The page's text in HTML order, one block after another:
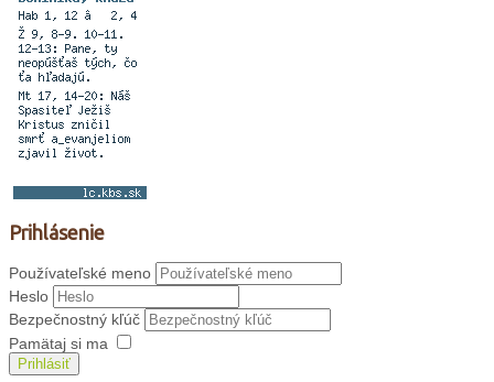
Prihlásenie
Používateľské meno
Heslo
Bezpečnostný kľúč
Pamätaj si ma
Prihlásiť